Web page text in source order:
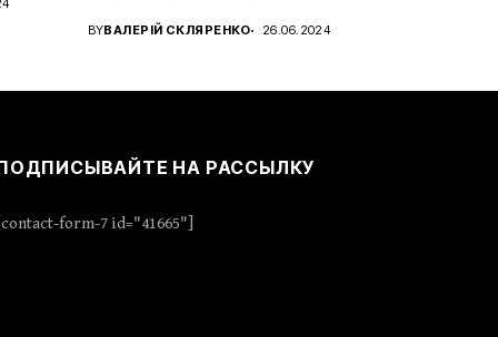
характера с новым...
BYВАЛЕРІЙ СКЛЯРЕНКО 26.06.2024
НА РАССЫЛКУ
[contact-form-7 id="41665"]